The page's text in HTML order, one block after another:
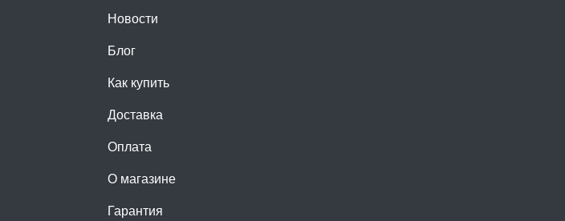
Новости
Блог
Как купить
Доставка
Оплата
О магазине
Гарантия